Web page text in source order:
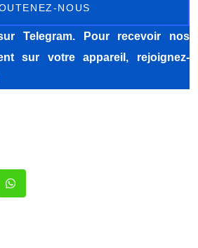
NOUS
Telegram. Pour recevoir nos
sur votre appareil, rejoignez-
Whatsapp